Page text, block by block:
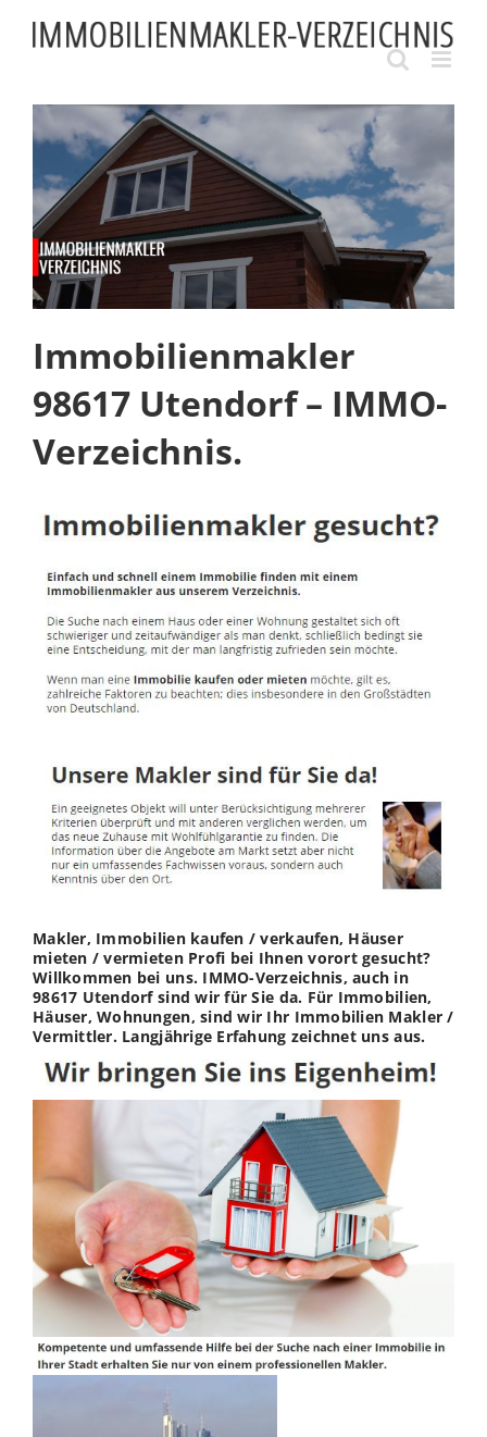
content
Immobilienmakler
98617 Utendorf – IMMO-
Verzeichnis.
Makler, Immobilien kaufen / verkaufen, Häuser
mieten / vermieten Profi bei Ihnen vorort gesucht?
Willkommen bei uns. IMMO-Verzeichnis, auch in
98617 Utendorf sind wir für Sie da. Für Immobilien,
Häuser, Wohnungen, sind wir Ihr Immobilien Makler /
Vermittler. Langjährige Erfahung zeichnet uns aus.